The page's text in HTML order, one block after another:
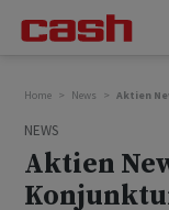
Home News Aktien
NEWS
Aktien